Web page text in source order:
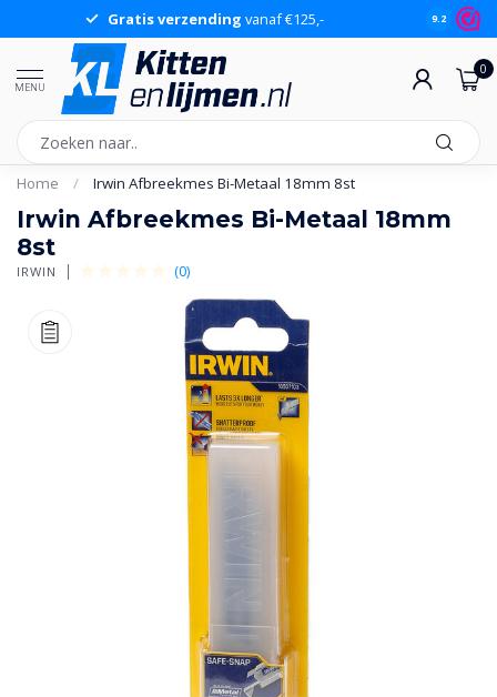
Gratis verzending vanaf €125,- 9.2
MENU
0
Home / Irwin Afbreekmes Bi-Metaal 18mm 8st
Irwin Afbreekmes Bi-Metaal 18mm
8st
IRWIN (0)